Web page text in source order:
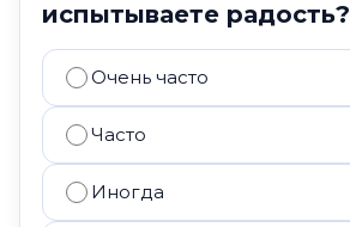
испытываете радость?
Очень часто
Часто
Иногда